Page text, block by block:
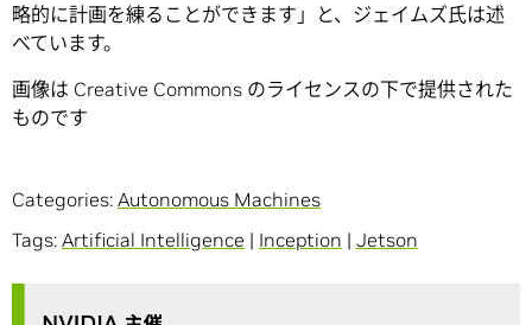
略的に計画を練ることができます」と、ジェイムズ氏は述
べています。
画像は Creative Commons のライセンスの下で提供された
ものです
Categories: Autonomous Machines
Tags: Artificial Intelligence | Inception | Jetson